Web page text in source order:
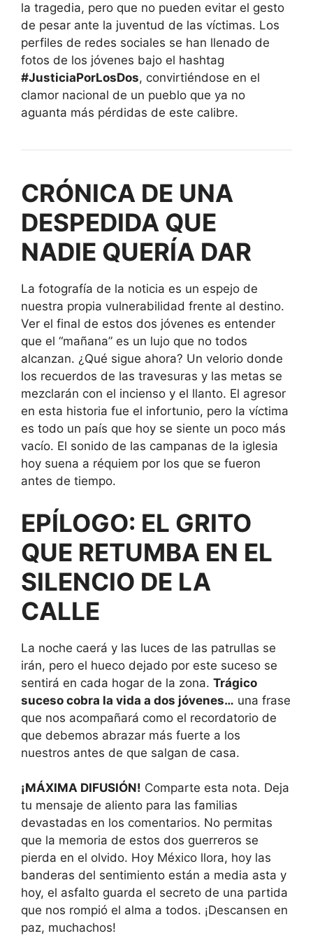
la tragedia, pero que no pueden evitar el gesto
de pesar ante la juventud de las víctimas. Los
perfiles de redes sociales se han llenado de
fotos de los jóvenes bajo el hashtag
#JusticiaPorLosDos, convirtiéndose en el
clamor nacional de un pueblo que ya no
aguanta más pérdidas de este calibre.
CRÓNICA DE UNA
DESPEDIDA QUE
NADIE QUERÍA DAR
La fotografía de la noticia es un espejo de
nuestra propia vulnerabilidad frente al destino.
Ver el final de estos dos jóvenes es entender
que el “mañana” es un lujo que no todos
alcanzan. ¿Qué sigue ahora? Un velorio donde
los recuerdos de las travesuras y las metas se
mezclarán con el incienso y el llanto. El agresor
en esta historia fue el infortunio, pero la víctima
es todo un país que hoy se siente un poco más
vacío. El sonido de las campanas de la iglesia
hoy suena a réquiem por los que se fueron
antes de tiempo.
EPÍLOGO: EL GRITO
QUE RETUMBA EN EL
SILENCIO DE LA
CALLE
La noche caerá y las luces de las patrullas se
irán, pero el hueco dejado por este suceso se
sentirá en cada hogar de la zona. Trágico
suceso cobra la vida a dos jóvenes… una frase
que nos acompañará como el recordatorio de
que debemos abrazar más fuerte a los
nuestros antes de que salgan de casa.
¡MÁXIMA DIFUSIÓN! Comparte esta nota. Deja
tu mensaje de aliento para las familias
devastadas en los comentarios. No permitas
que la memoria de estos dos guerreros se
pierda en el olvido. Hoy México llora, hoy las
banderas del sentimiento están a media asta y
hoy, el asfalto guarda el secreto de una partida
que nos rompió el alma a todos. ¡Descansen en
paz, muchachos!